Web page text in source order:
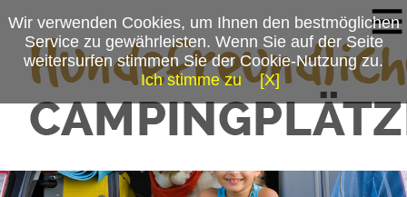
Wir verwenden Cookies, um Ihnen den bestmöglichen
Service zu gewährleisten. Wenn Sie auf der Seite
weitersurfen stimmen Sie der Cookie-Nutzung zu.
Ich stimme zu
[X]